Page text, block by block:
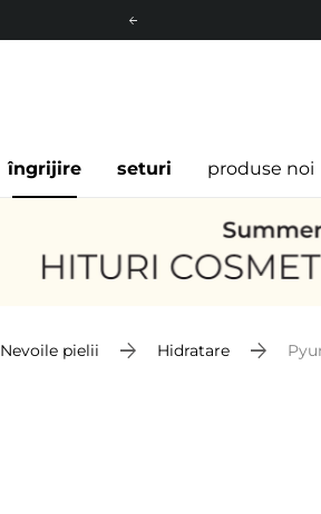
Livrare mai
îngrijire seturi produse noi
Nevoile pielii Hidratare